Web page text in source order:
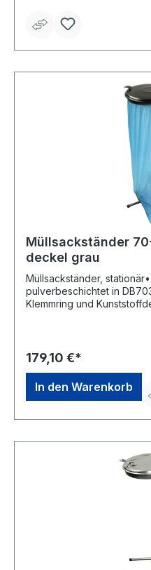
Müllsackständer
deckel grau
Müllsackständer,
pulverbeschichtet in DB703
Klemmring und Kunststoffdeckel Lieferung:
179,10 €*
In den Warenkorb